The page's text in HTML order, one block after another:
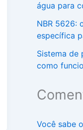
água para
NBR 5626:
específica
Sistema de
como
Você sabe